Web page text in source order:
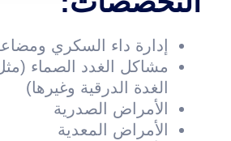
إدارة داء السكري
مشاكل الغدد الصماء
الغدة الدرقية وغيرها)
الأمراض الصدرية
الأمراض المعدية